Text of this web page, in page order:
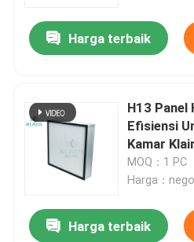
Produk
Tentang kami
Tur Pabrik
Harga terbaik
H13 Panel
Efisiensi
Kamar Klair
MOQ：1 PC
Harga：
Harga terbaik